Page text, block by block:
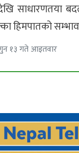
साधारणतया
हिमपातको
१३ गते आइतवार